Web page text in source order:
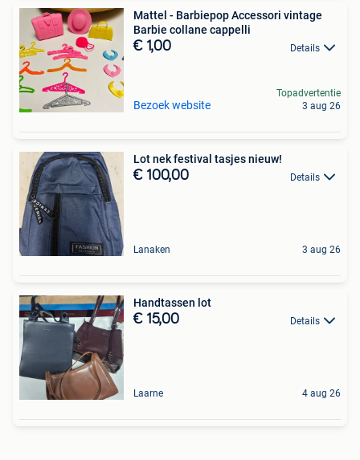
Mattel - Barbiepop Accessori vintage
Barbie collane cappelli
€ 1,00 Details
Bezoek website
Topadvertentie
3 aug 26
Lot nek festival tasjes nieuw!
€ 100,00 Details
Lanaken 3 aug 26
Handtassen lot
€ 15,00 Details
Laarne 4 aug 26